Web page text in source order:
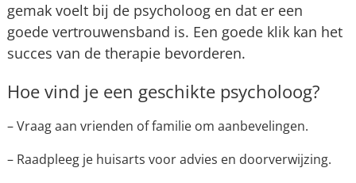
gemak voelt bij de psycholoog en dat er een
goede vertrouwensband is. Een goede klik kan het
succes van de therapie bevorderen.
Hoe vind je een geschikte psycholoog?
– Vraag aan vrienden of familie om aanbevelingen.
– Raadpleeg je huisarts voor advies en doorverwijzing.